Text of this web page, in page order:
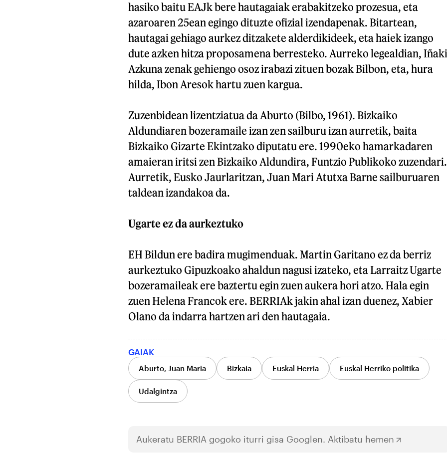
hasiko baitu EAJk bere hautagaiak erabakitzeko prozesua, eta
azaroaren 25ean egingo dituzte ofizial izendapenak. Bitartean,
hautagai gehiago aurkez ditzakete alderdikideek, eta haiek izango
dute azken hitza proposamena berresteko. Aurreko legealdian, Iñaki
Azkuna zenak gehiengo osoz irabazi zituen bozak Bilbon, eta, hura
hilda, Ibon Aresok hartu zuen kargua.
Zuzenbidean lizentziatua da Aburto (Bilbo, 1961). Bizkaiko
Aldundiaren bozeramaile izan zen sailburu izan aurretik, baita
Bizkaiko Gizarte Ekintzako diputatu ere. 1990eko hamarkadaren
amaieran iritsi zen Bizkaiko Aldundira, Funtzio Publikoko zuzendari.
Aurretik, Eusko Jaurlaritzan, Juan Mari Atutxa Barne sailburuaren
taldean izandakoa da.
Ugarte ez da aurkeztuko
EH Bildun ere badira mugimenduak. Martin Garitano ez da berriz
aurkeztuko Gipuzkoako ahaldun nagusi izateko, eta Larraitz Ugarte
bozeramaileak ere baztertu egin zuen aukera hori atzo. Hala egin
zuen Helena Francok ere. BERRIAk jakin ahal izan duenez, Xabier
Olano da indarra hartzen ari den hautagaia.
GAIAK
Aburto, Juan Maria Bizkaia Euskal Herria Euskal Herriko politika
Udalgintza
Aukeratu BERRIA gogoko iturri gisa Googlen. Aktibatu hemen